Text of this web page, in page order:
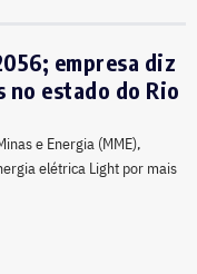
empresa diz
no estado do Rio
e Energia (MME),
elétrica Light por mais